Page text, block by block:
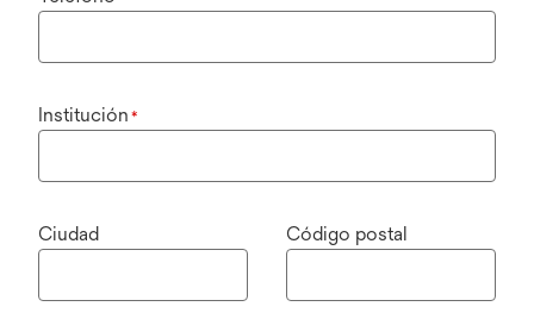
Institución *
Ciudad Código postal